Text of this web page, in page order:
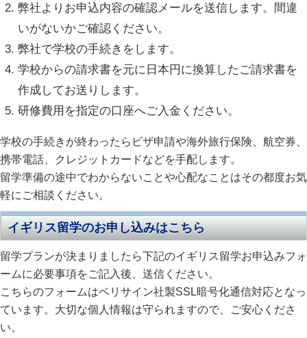
弊社よりお申込内容の確認メールを送信します。間違
いがないかご確認ください。
弊社で学校の手続きをします。
学校からの請求書を元に日本円に換算したご請求書を
作成してお送りします。
研修費用を指定の口座へご入金ください。
学校の手続きが終わったら ビザ申請や海外旅行保険、航空券、
携帯電話、クレジットカードなどを手配します。
留学準備の途中でわからないことや心配なことはその都度お気
軽にご相談ください。
イギリス留学のお申し込みはこちら
留学プランが決まりましたら下記のイギリス留学お申込みフォ
ームに必要事項をご記入後、送信ください。
こちらのフォームはベリサイン社製SSL暗号化通信対応となっ
ています。 大切な個人情報は守られますので、ご安心くださ
い。